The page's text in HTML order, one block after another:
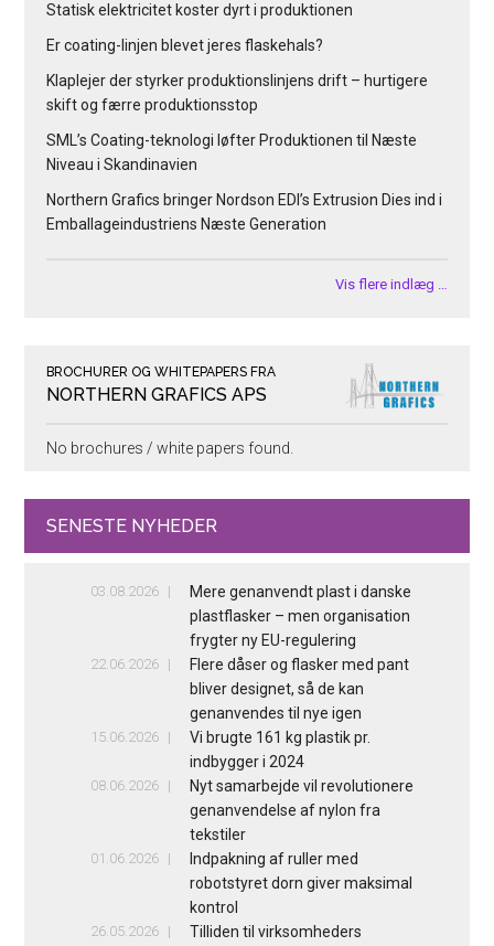
Statisk elektricitet koster dyrt i produktionen
Er coating-linjen blevet jeres flaskehals?
Klaplejer der styrker produktionslinjens drift – hurtigere
skift og færre produktionsstop
SML’s Coating-teknologi løfter Produktionen til Næste
Niveau i Skandinavien
Northern Grafics bringer Nordson EDI’s Extrusion Dies ind i
Emballageindustriens Næste Generation
Vis flere indlæg …
BROCHURER OG WHITEPAPERS FRA
NORTHERN GRAFICS APS
No brochures / white papers found.
SENESTE NYHEDER
03.08.2026
Mere genanvendt plast i danske
plastflasker – men organisation
frygter ny EU-regulering
22.06.2026
Flere dåser og flasker med pant
bliver designet, så de kan
genanvendes til nye igen
15.06.2026
Vi brugte 161 kg plastik pr.
indbygger i 2024
08.06.2026
Nyt samarbejde vil revolutionere
genanvendelse af nylon fra
tekstiler
01.06.2026
Indpakning af ruller med
robotstyret dorn giver maksimal
kontrol
26.05.2026
Tilliden til virksomheders